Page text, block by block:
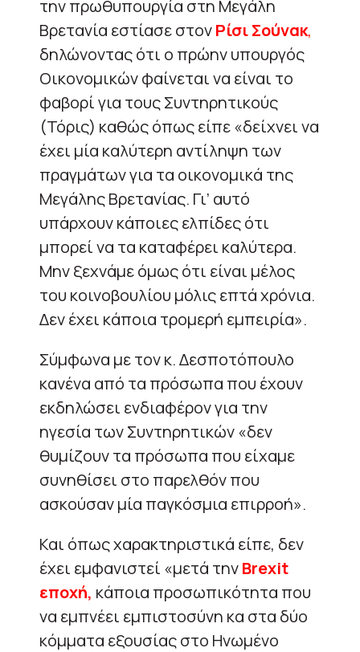
την πρωθυπουργία στη Μεγάλη
Βρετανία εστίασε στονΡίσι Σούνακ,
δηλώνοντας ότι ο πρώην υπουργός
Οικονομικών φαίνεται να είναι το
φαβορί για τους Συντηρητικούς
(Τόρις) καθώς όπως είπε «δείχνει να
έχει μία καλύτερη αντίληψη των
πραγμάτων για τα οικονομικά της
Μεγάλης Βρετανίας. Γι’ αυτό
υπάρχουν κάποιες ελπίδες ότι
μπορεί να τα καταφέρει καλύτερα.
Μην ξεχνάμε όμως ότι είναι μέλος
του κοινοβουλίου μόλις επτά χρόνια.
Δεν έχει κάποια τρομερή εμπειρία».
Σύμφωνα με τον κ. Δεσποτόπουλο
κανένα από τα πρόσωπα που έχουν
εκδηλώσει ενδιαφέρον για την
ηγεσία των Συντηρητικών «δεν
θυμίζουν τα πρόσωπα που είχαμε
συνηθίσει στο παρελθόν που
ασκούσαν μία παγκόσμια επιρροή».
Και όπως χαρακτηριστικά είπε, δεν
έχει εμφανιστεί «μετά τηνBrexit
εποχή, κάποια προσωπικότητα που
να εμπνέει εμπιστοσύνη κα στα δύο
κόμματα εξουσίας στο Ηνωμένο